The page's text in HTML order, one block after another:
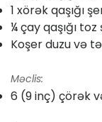
1 xörək qaşığı
¼ çay qaşığı
Koşer duzu və
Məclis:
6 (9 inç) çörək